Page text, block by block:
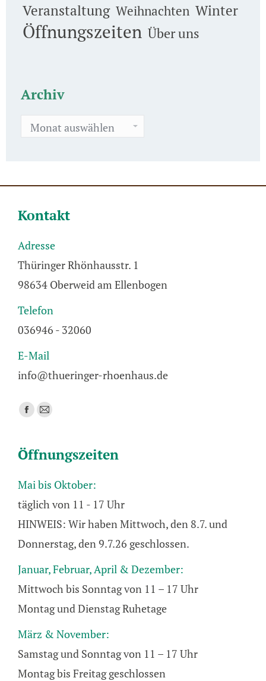
Veranstaltung Weihnachten Winter
Öffnungszeiten Über uns
Archiv
Archiv
Kontakt
Adresse
Thüringer Rhönhausstr. 1
98634 Oberweid am Ellenbogen
Telefon
036946 - 32060
E-Mail
info@thueringer-rhoenhaus.de
Finden Sie uns auf:
Facebook
opens
in
new
E-
opens
in
window
Öffnungszeiten
Mai bis Oktober:
täglich von 11 - 17 Uhr
HINWEIS: Wir haben Mittwoch, den 8.7. und
Donnerstag, den 9.7.26 geschlossen.
Januar, Februar, April & Dezember:
Mittwoch bis Sonntag von 11 – 17 Uhr
Montag und Dienstag Ruhetage
März & November:
Samstag und Sonntag von 11 – 17 Uhr
Montag bis Freitag geschlossen